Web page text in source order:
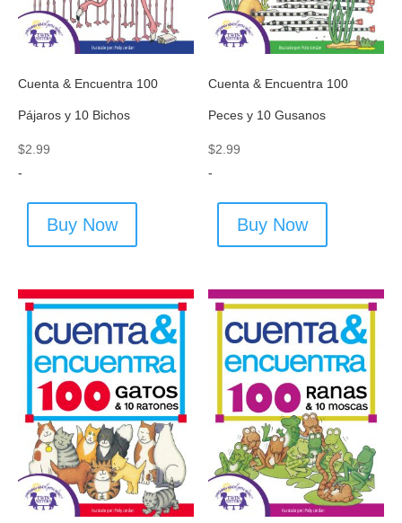
Cuenta & Encuentra 100
Pájaros y 10 Bichos
$2.99
-
Buy Now
Cuenta & Encuentra 100
Peces y 10 Gusanos
$2.99
-
Buy Now